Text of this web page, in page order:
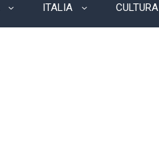
ITALIA CULTURA